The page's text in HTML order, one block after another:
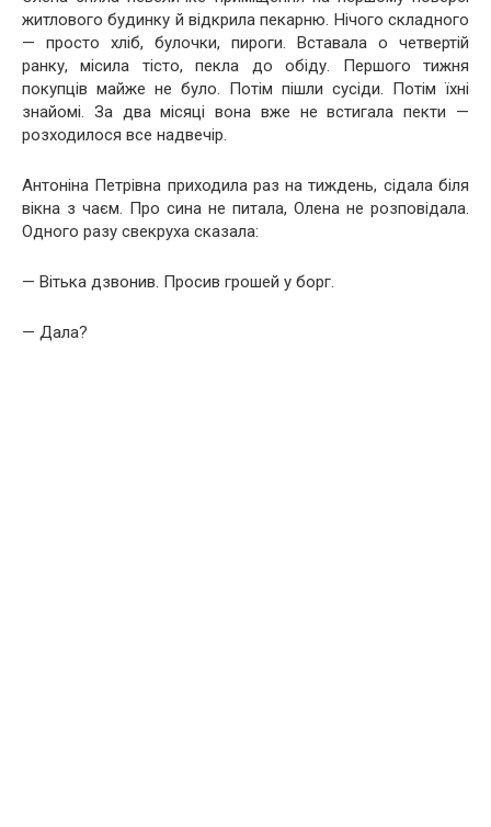
житлового будинку й відкрила пекарню. Нічого складного
— просто хліб, булочки, пироги. Вставала о четвертій
ранку, місила тісто, пекла до обіду. Першого тижня
покупців майже не було. Потім пішли сусіди. Потім їхні
знайомі. За два місяці вона вже не встигала пекти —
розходилося все надвечір.
Антоніна Петрівна приходила раз на тиждень, сідала біля
вікна з чаєм. Про сина не питала, Олена не розповідала.
Одного разу свекруха сказала:
— Вітька дзвонив. Просив грошей у борг.
— Дала?